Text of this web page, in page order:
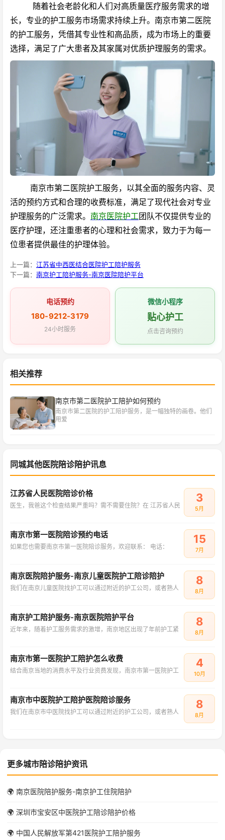
随着社会老龄化和人们对高质量医疗服务需求的增
长，专业的护工服务市场需求持续上升。南京市第二医院
的护工服务，凭借其专业性和高品质，成为市场上的重要
选择，满足了广大患者及其家属对优质护理服务的需求。
南京市第二医院护工服务，以其全面的服务内容、灵
活的预约方式和合理的收费标准，满足了现代社会对专业
护理服务的广泛需求。 南京医院护工团队不仅提供专业的
医疗护理，还注重患者的心理和社会需求，致力于为每一
位患者提供最佳的护理体验。
上一篇： 江苏省中西医结合医院护工陪护服务
下一篇： 南京护工陪护服务-南京医院陪护平台
电话预约
180-9212-3179
24小时服务
微信小程序
贴心护工
点击咨询预约
相关推荐
南京市第二医院护工陪护如何预约
南京市第二医院的护工陪护服务，是一幅独特的画卷。他们
用爱
同城其他医院陪诊陪护讯息
江苏省人民医院陪诊价格
医生，我爸这个检查结果严重吗？需不需要住院？在 江苏省人民
3
5月
南京市第一医院陪诊预约电话
如果您也需要南京市第一医院陪诊服务，欢迎联系： 电话：
15
7月
南京医院陪护服务-南京儿童医院护工陪诊陪护
我们在南京儿童医院找护工可以通过附近的护工公司，或者熟人
8
8月
南京护工陪护服务-南京医院陪护平台
近年来，随着护工服务需求的激增，南京地区出现了年前护工紧
8
8月
南京市第一医院护工陪护怎么收费
结合南京当地的消费水平及行业资费发现，南京市第一医院护工
4
10月
南京市中医院护工陪护医院陪诊服务
我们在南京市中医院找护工可以通过附近的护工公司，或者熟人
8
8月
更多城市陪诊陪护资讯
🌍 南京医院陪护服务-南京护工住院陪护
🌍 深圳市宝安区中医院护工陪诊陪护价格
🌍 中国人民解放军第421医院护工陪护服务